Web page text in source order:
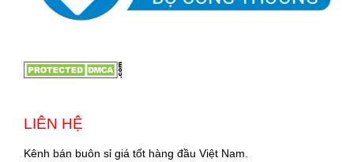
LIÊN HỆ
Kênh bán buôn sỉ giá tốt hàng đầu Việt Nam.